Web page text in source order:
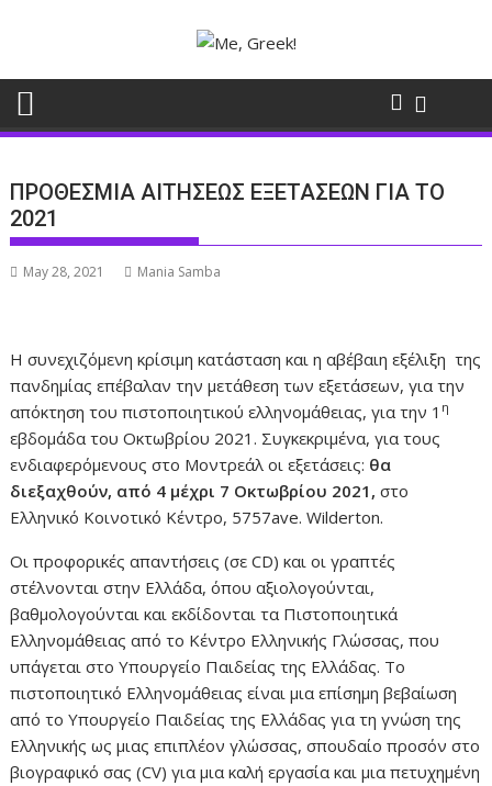
ΠΡΟΘΕΣΜΙΑ ΑΙΤΗΣΕΩΣ ΕΞΕΤΑΣΕΩΝ ΓΙΑ ΤΟ
2021
May 28, 2021 Mania Samba
Η συνεχιζόμενη κρίσιμη κατάσταση και η αβέβαιη εξέλιξη της
πανδημίας επέβαλαν την μετάθεση των εξετάσεων, για την
απόκτηση του πιστοποιητικού ελληνομάθειας, για την 1 η
εβδομάδα του Οκτωβρίου 2021. Συγκεκριμένα, για τους
ενδιαφερόμενους στο Μοντρεάλ οι εξετάσεις: θα
διεξαχθούν, από 4 μέχρι 7 Οκτωβρίου 2021, στο
Ελληνικό Κοινοτικό Κέντρο, 5757ave. Wilderton.
Οι προφορικές απαντήσεις (σε CD) και οι γραπτές
στέλνονται στην Ελλάδα, όπου αξιολογούνται,
βαθμολογούνται και εκδίδονται τα Πιστοποιητικά
Ελληνομάθειας από το Κέντρο Ελληνικής Γλώσσας, που
υπάγεται στο Υπουργείο Παιδείας της Ελλάδας. Το
πιστοποιητικό Ελληνομάθειας είναι μια επίσημη βεβαίωση
από το Υπουργείο Παιδείας της Ελλάδας για τη γνώση της
Ελληνικής ως μιας επιπλέον γλώσσας, σπουδαίο προσόν στο
βιογραφικό σας (CV) για μια καλή εργασία και μια πετυχημένη